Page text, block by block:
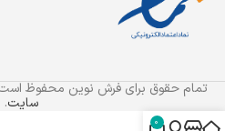
تمام حقوق برای فرش نوین محفوظ
سایت.
0